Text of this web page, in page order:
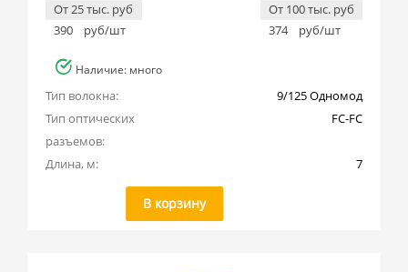
От 25 тыс. руб
390
руб/шт
От 100 тыс. руб
374
руб/шт
Наличие: много
Тип волокна:
9/125 Одномод
Тип оптических
разъемов:
FC-FC
Длина, м: 7
В корзину